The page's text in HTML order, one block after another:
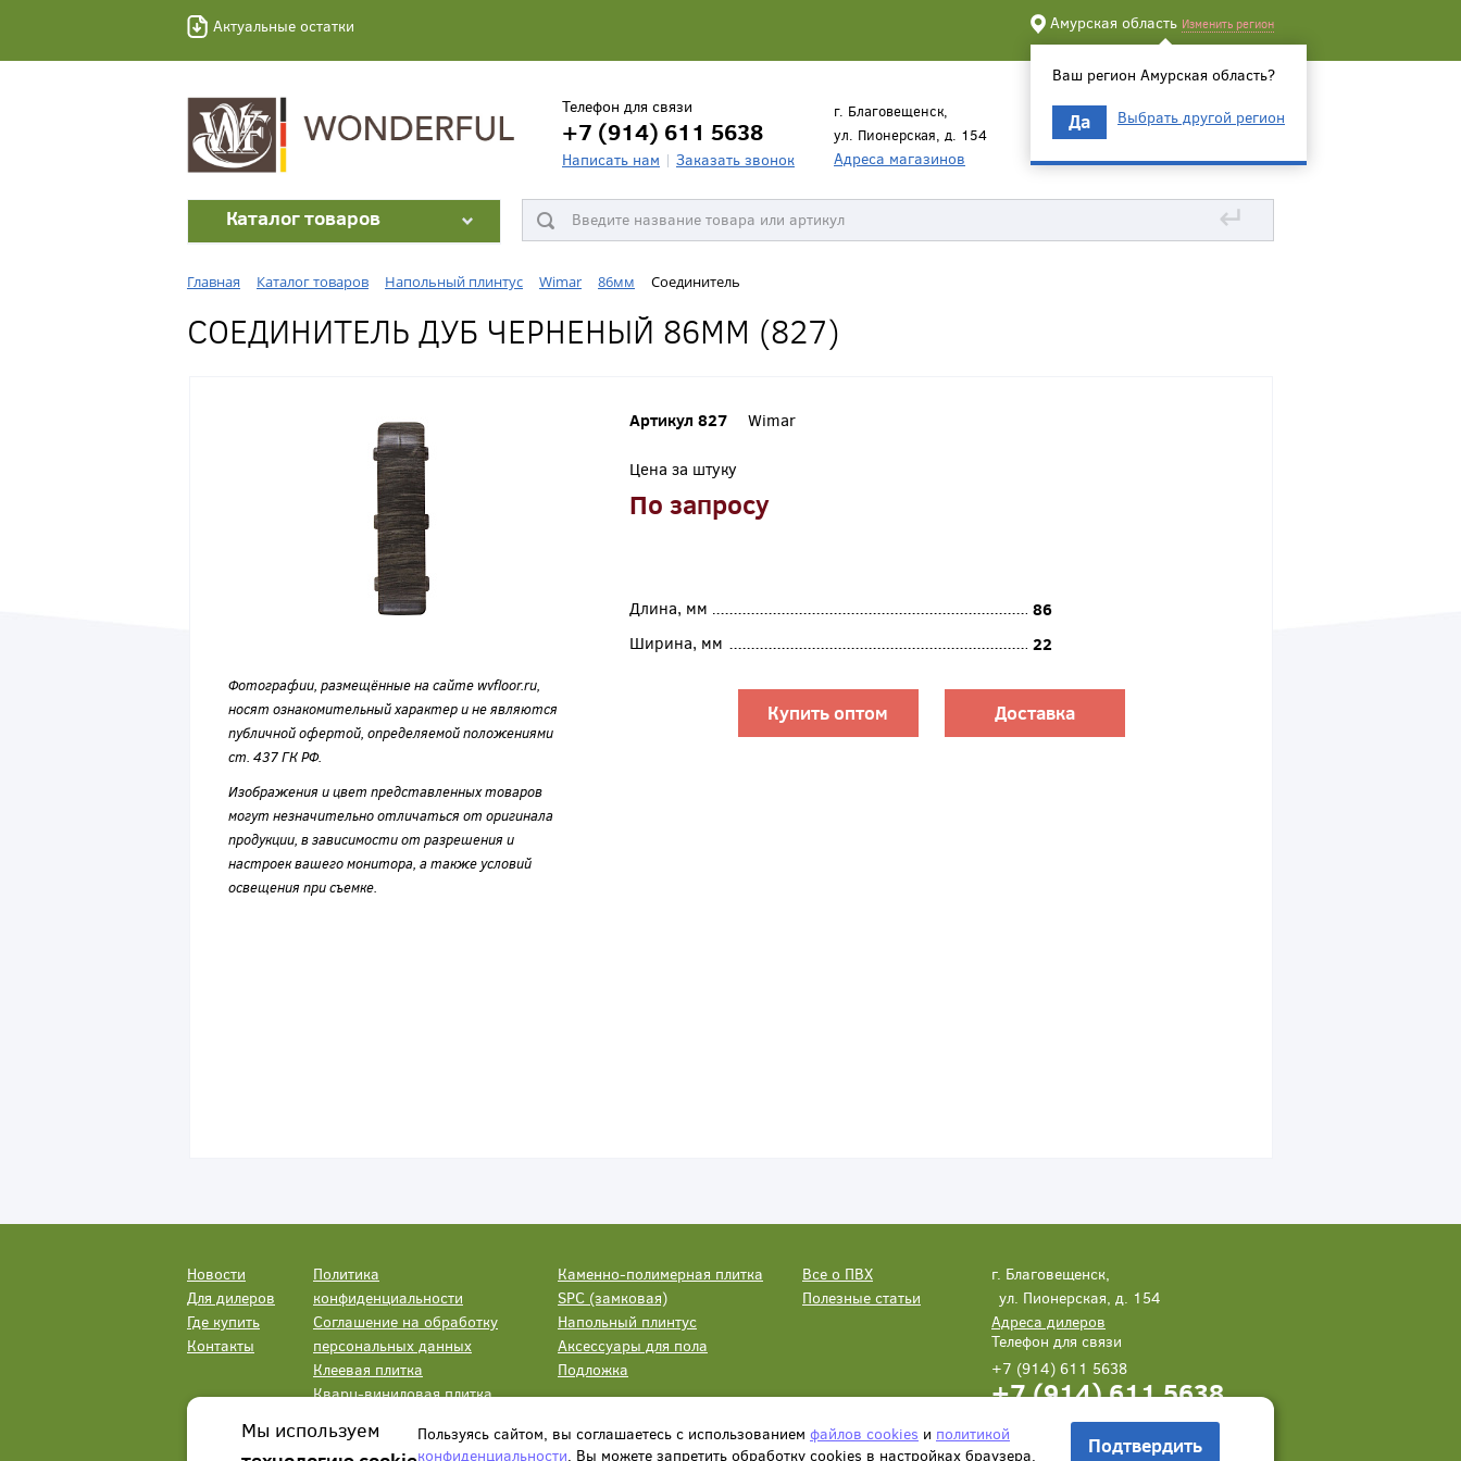
Актуальные остатки Амурская область Изменить регион
Ваш регион Амурская область?
Да Выбрать другой регион
Телефон для связи
+7 (914) 611 5638
Написать нам Заказать звонок
г. Благовещенск,
ул. Пионерская, д. 154
Адреса магазинов
Каталог товаров ↵
Главная Каталог товаров Напольный плинтус Wimar 86мм Соединитель
СОЕДИНИТЕЛЬ ДУБ ЧЕРНЕНЫЙ 86ММ (827)
Фотографии, размещённые на сайте wvfloor.ru,
носят ознакомительный характер и не являются
публичной офертой, определяемой положениями
ст. 437 ГК РФ.
Изображения и цвет представленных товаров
могут незначительно отличаться от оригинала
продукции, в зависимости от разрешения и
настроек вашего монитора, а также условий
освещения при съемке.
Артикул 827 Wimar
Цена за штуку
По запросу
Длина, мм
86
Ширина, мм
22
Купить оптом Доставка
Новости
Для дилеров
Где купить
Контакты
Политика
конфиденциальности
Соглашение на обработку
персональных данных
Клеевая плитка
Кварц-виниловая плитка
Каменно-полимерная плитка
SPC (замковая)
Напольный плинтус
Аксессуары для пола
Подложка
Все о ПВХ
Полезные статьи
г. Благовещенск,
ул. Пионерская, д. 154
Адреса дилеров
Телефон для связи
+7 (914) 611 5638
+7 (914) 611 5638
Написать нам Заказать звонок
Мы используем
Пользуясь сайтом, вы соглашаетесь с использованием файлов cookies и политикой
конфиденциальности. Вы можете запретить обработку сookies в настройках браузера. Подтвердить